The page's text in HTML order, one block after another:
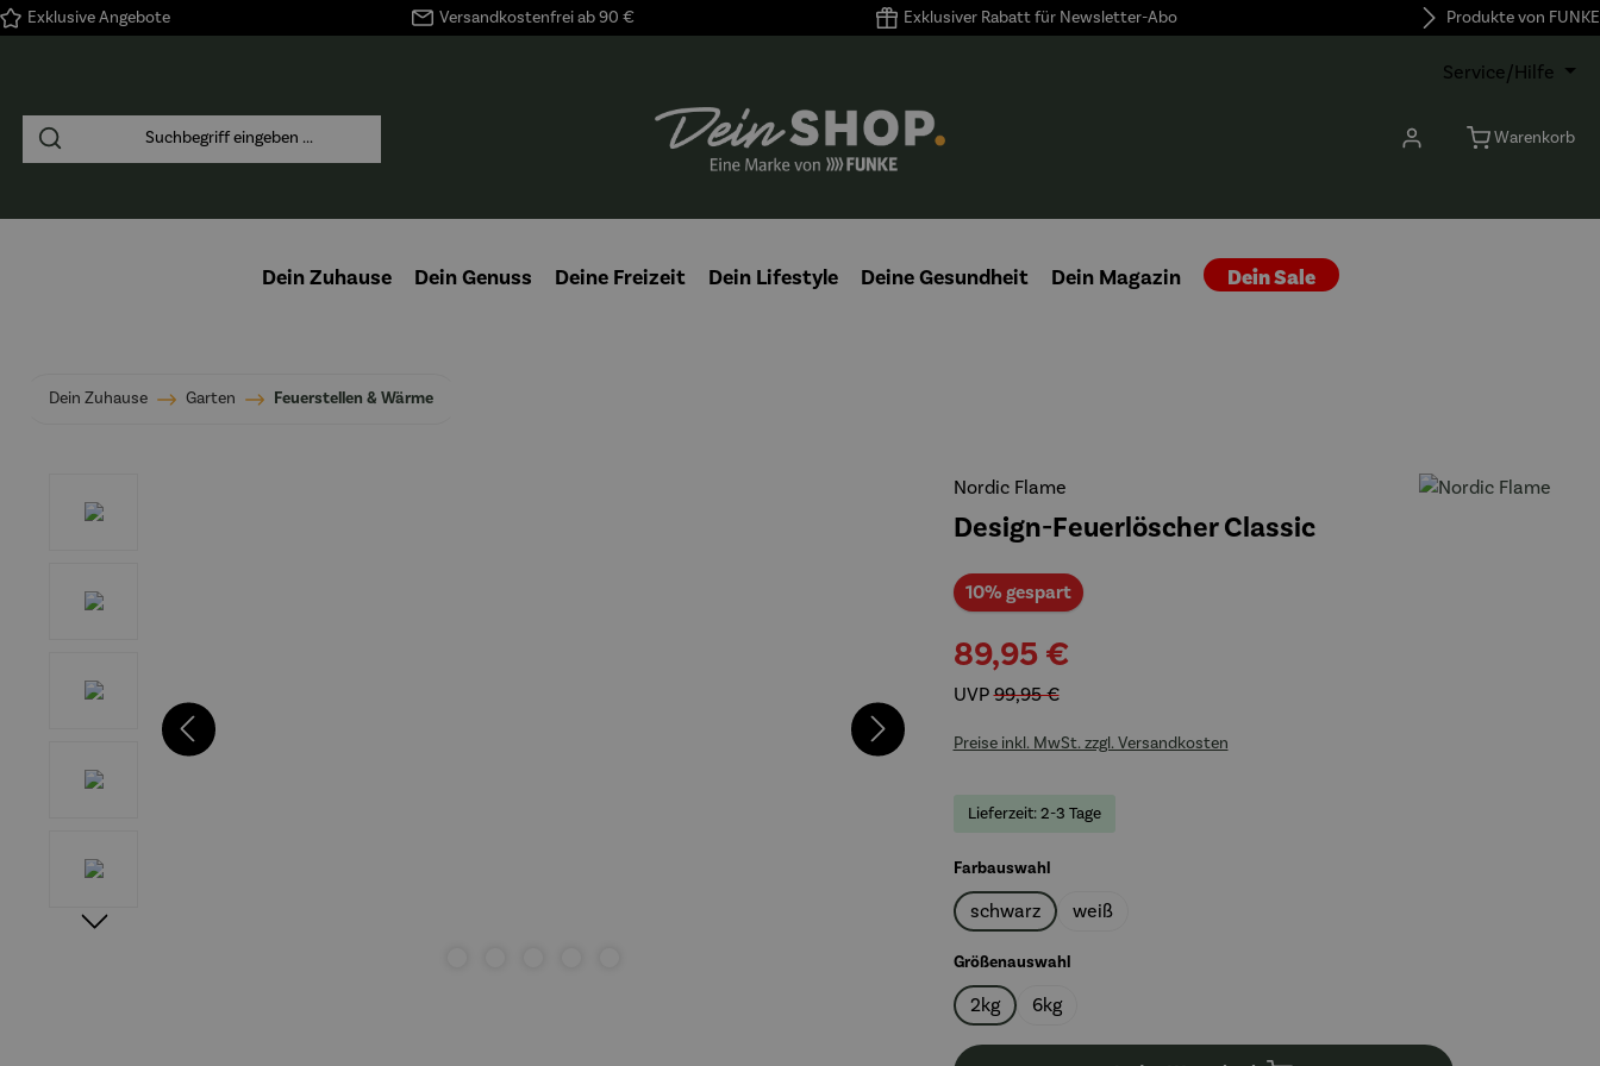
Zur Hauptnavigation springen
Exklusive Angebote Versandkostenfrei ab 90 € Exklusiver Rabatt für Newsletter-Abo Produkte von FUNKE
Service/Hilfe
Warenkorb
Dein Zuhause Dein Genuss Deine Freizeit Dein Lifestyle Deine Gesundheit Dein Magazin Dein Sale
Dein Zuhause Garten Feuerstellen & Wärme
Nordic Flame
Design-Feuerlöscher Classic
10% gespartRabatt
89,95 €
UVP99,95 €
Preise inkl. MwSt. zzgl. Versandkosten
Lieferzeit: 2-3 Tage
Farbauswahlauswählen
schwarz weiß
Größenauswahlauswählen
2kg 6kg